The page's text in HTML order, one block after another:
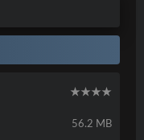
★★★★
56.2 MB